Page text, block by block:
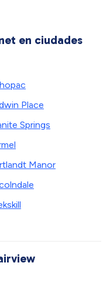
en ciudades
Place
Springs
Manor